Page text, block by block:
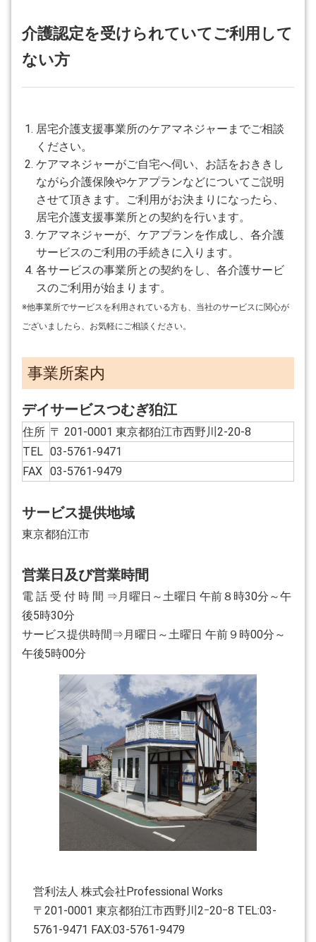
介護認定を受けられていてご利用して
ない方
居宅介護支援事業所のケアマネジャーまでご相談
ください。
ケアマネジャーがご自宅へ伺い、お話をおききし
ながら介護保険やケアプランなどについてご説明
させて頂きます。ご利用がお決まりになったら、
居宅介護支援事業所との契約を行います。
ケアマネジャーが、ケアプランを作成し、各介護
サービスのご利用の手続きに入ります。
各サービスの事業所との契約をし、各介護サービ
スのご利用が始まります。
※他事業所でサービスを利用されている方も、当社のサービスに関心が
ございましたら、お気軽にご相談ください。
事業所案内
デイサービスつむぎ狛江
住所 〒 201-0001 東京都狛江市西野川2-20-8
TEL 03-5761-9471
FAX 03-5761-9479
サービス提供地域
東京都狛江市
営業日及び営業時間
電 話 受 付 時 間 ⇒月曜日～土曜日 午前８時30分～午
後5時30分
サービス提供時間⇒月曜日～土曜日 午前９時00分～
午後5時00分
営利法人 株式会社Professional Works
〒201-0001 東京都狛江市西野川2ｰ20ｰ8 TEL:03-
5761-9471 FAX:03-5761-9479